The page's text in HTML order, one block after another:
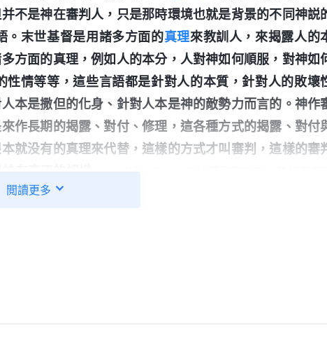
不是神在審判人，只是那時環境也就是背景的不同神説
。末世基督是用諸多方面的真理來教訓人，來揭露人的
方面的真理，例如人的本分，人對神如何順服，對神如
情等等，這些言語都是針對人的本質，針對人的敗壞
本是撒但的化身、針對人本是神的敵勢力而言的。神作
作長期的揭露、對付、修理，這各種方式的揭露、對付
就没有的真理來代替，這樣的方式才叫審判，這樣的審
神在末世是用真理來審判人，神針對人類的敗壞真相與實
及我們内心深處隱藏的各種屬撒但的思想觀點、邏輯法
悖逆神的撒但本性，等等。因為我們敗壞人類的本性實質
的樣式。同時在神審判的話語中看到神的聖潔、公義不容
們對自己敗壞本性也開始厭憎、恨惡，從而激發我們追
閲讀更多